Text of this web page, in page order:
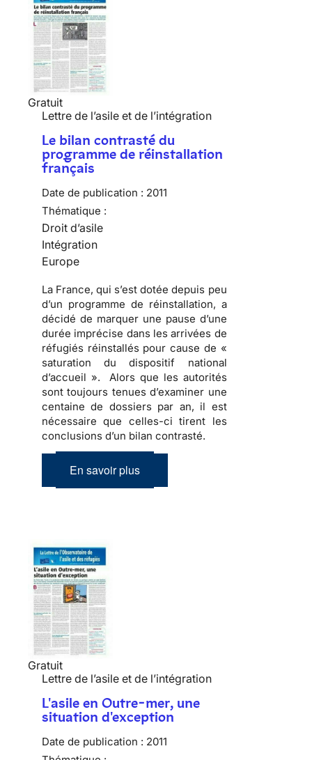
Gratuit
Lettre de l’asile et de l’intégration
Le bilan contrasté du
programme de réinstallation
français
Date de publication : 2011
Thématique :
Droit d’asile
Intégration
Europe
La France, qui s’est dotée depuis peu
d’un programme de réinstallation, a
décidé de marquer une pause d’une
durée imprécise dans les arrivées de
réfugiés réinstallés pour cause de «
saturation du dispositif national
d’accueil ». Alors que les autorités
sont toujours tenues d’examiner une
centaine de dossiers par an, il est
nécessaire que celles-ci tirent les
conclusions d’un bilan contrasté.
En savoir plus
Gratuit
Lettre de l’asile et de l’intégration
L'asile en Outre-mer, une
situation d'exception
Date de publication : 2011